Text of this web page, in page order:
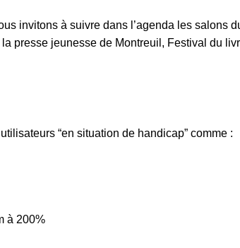
invitons à suivre dans l’agenda les salons
presse jeunesse de Montreuil, Festival du
“en situation de handicap” comme :
à 200%